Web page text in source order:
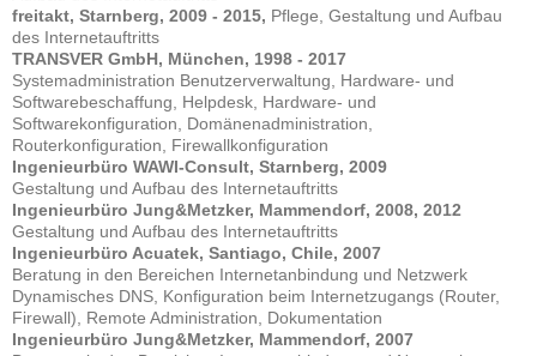
freitakt, Starnberg, 2009 - 2015, Pflege, Gestaltung und Aufbau
des Internetauftritts
TRANSVER GmbH, München, 1998 - 2017
Systemadministration Benutzerverwaltung, Hardware- und
Softwarebeschaffung, Helpdesk, Hardware- und
Softwarekonfiguration, Domänenadministration,
Routerkonfiguration, Firewallkonfiguration
Ingenieurbüro WAWI-Consult, Starnberg, 2009
Gestaltung und Aufbau des Internetauftritts
Ingenieurbüro Jung&Metzker, Mammendorf, 2008, 2012
Gestaltung und Aufbau des Internetauftritts
Ingenieurbüro Acuatek, Santiago, Chile, 2007
Beratung in den Bereichen Internetanbindung und Netzwerk
Dynamisches DNS, Konfiguration beim Internetzugangs (Router,
Firewall), Remote Administration, Dokumentation
Ingenieurbüro Jung&Metzker, Mammendorf, 2007